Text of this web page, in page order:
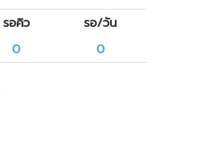
รอคิว
รอ/วัน
0 0